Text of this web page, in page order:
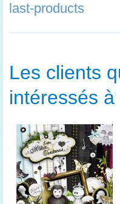
last-products
Les clients
intéressés à